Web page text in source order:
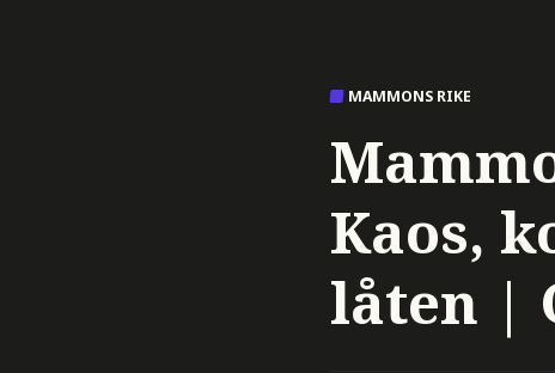
MAMMONS RIKE
Kaos,
låten |